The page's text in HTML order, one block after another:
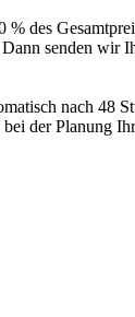
des
senden
nach 48
der Planung